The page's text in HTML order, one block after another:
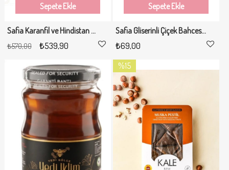
Safia Karanfil ve Hindistan Cevizli Organik Diş Macunu 3x100 Ml
₺539,90
₺570,00
Sepete Ekle
Safia Gliserinli Çiçek Bahcesi Banyo Sabunu 150 Gr
₺69,00
Sepete Ekle
%15
İndirim
%15İndirim